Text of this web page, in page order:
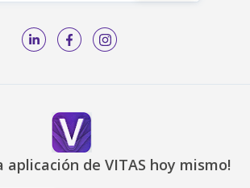
aplicación de VITAS hoy mismo!